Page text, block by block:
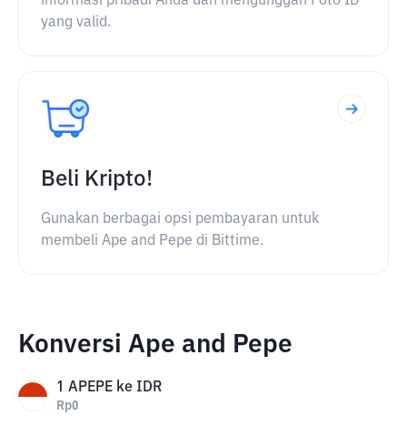
yang valid.
Beli Kripto!
Gunakan berbagai opsi pembayaran untuk
membeli Ape and Pepe di Bittime.
Konversi Ape and Pepe
1 APEPE ke IDR
Rp0